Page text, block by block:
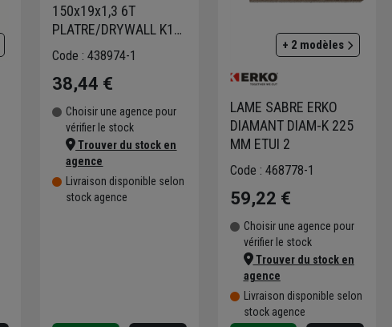
150x19x1,3 6T
PLATRE/DRYWALL K13
ETUI 5
Code : 438974-1
38,44 €
Choisir une agence pour
vérifier le stock
Trouver du stock en
agence
Livraison disponible selon
stock agence
+ 2 modèles
LAME SABRE ERKO
DIAMANT DIAM-K 225
MM ETUI 2
Code : 468778-1
59,22 €
Choisir une agence pour
vérifier le stock
Trouver du stock en
agence
Livraison disponible selon
stock agence